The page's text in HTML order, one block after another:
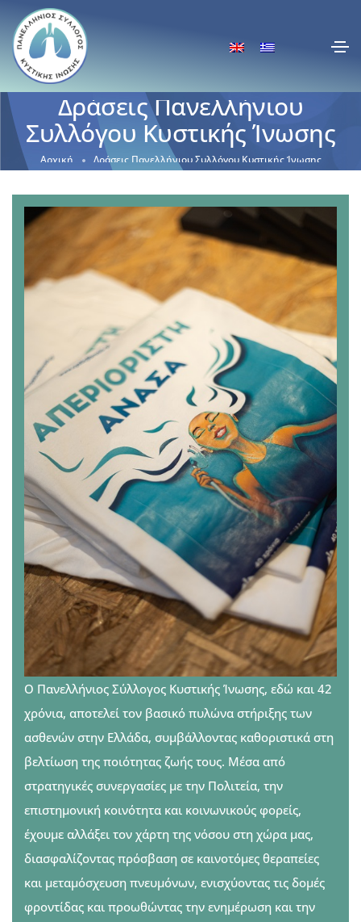
Δράσεις Πανελλήνιου
Συλλόγου Κυστικής Ίνωσης
Αρχική Δράσεις Πανελλήνιου Συλλόγου Κυστικής Ίνωσης
Ο Πανελλήνιος Σύλλογος Κυστικής Ίνωσης, εδώ και 42
χρόνια, αποτελεί τον βασικό πυλώνα στήριξης των
ασθενών στην Ελλάδα, συμβάλλοντας καθοριστικά στη
βελτίωση της ποιότητας ζωής τους. Μέσα από
στρατηγικές συνεργασίες με την Πολιτεία, την
επιστημονική κοινότητα και κοινωνικούς φορείς,
έχουμε αλλάξει τον χάρτη της νόσου στη χώρα μας,
διασφαλίζοντας πρόσβαση σε καινοτόμες θεραπείες
και μεταμόσχευση πνευμόνων, ενισχύοντας τις δομές
φροντίδας και προωθώντας την ενημέρωση και την